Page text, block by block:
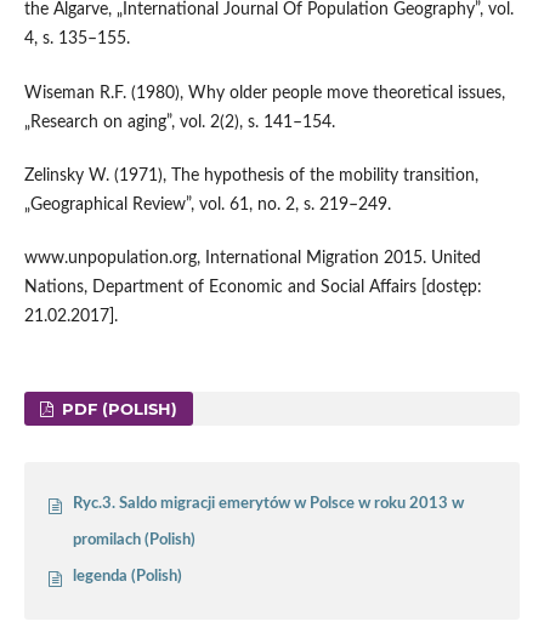
the Algarve, „International Journal Of Population Geo­graphy”, vol.
4, s. 135–155.
Wiseman R.F. (1980), Why older people move theoretical issues,
„Research on aging”, vol. 2(2), s. 141–154.
Zelinsky W. (1971), The hypothesis of the mobility transition,
„Geographical Review”, vol. 61, no. 2, s. 219–249.
www.unpopulation.org, International Migration 2015. United
Nations, Department of Economic and Social Affairs [dostęp:
21.02.2017].
PDF (POLISH)
Ryc.3. Saldo migracji emerytów w Polsce w roku 2013 w
promilach (Polish)
legenda (Polish)